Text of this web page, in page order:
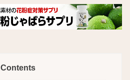
Contents